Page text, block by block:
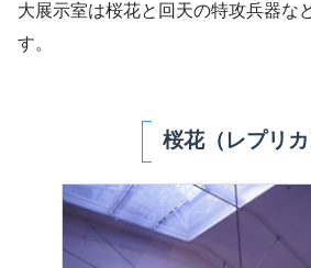
大展示室は桜花と回天の特攻兵器な
す。
桜花（レプリカ